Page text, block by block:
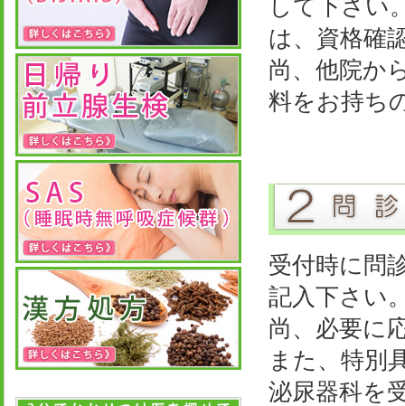
して下さい
は、資格確
尚、他院か
料をお持ち
受付時に問
記入下さい
尚、必要に
また、特別
泌尿器科を